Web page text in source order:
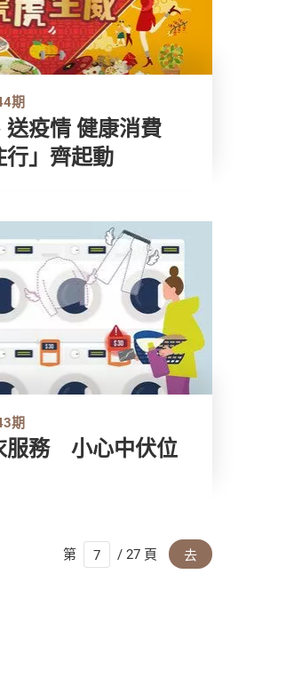
期
健康消費
行」齊起動
期
服務 小心中伏位
第 / 27 頁 去